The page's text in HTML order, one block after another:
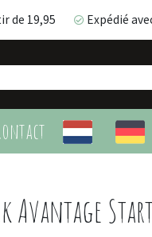
de 19,95 Expédié
19,95 Expédié
Avantage